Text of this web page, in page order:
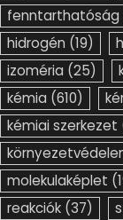
fenntarthatóság
hidrogén (19)
izoméria (25)
kémia (610)
kémiai szerkezet
molekulaképlet
reakciók (37)